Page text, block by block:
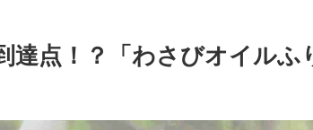
達点！？「わさびオイルふ